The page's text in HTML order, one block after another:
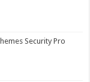
Security Pro